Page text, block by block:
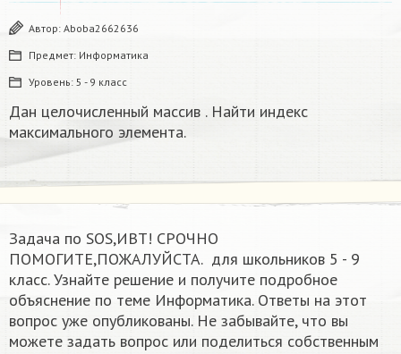
Автор: Aboba2662636
Предмет: Информатика
Уровень: 5 - 9 класс
Дан целочисленный массив . Найти индекс
максимального элемента​.
Задача по SOS,ИВТ! СРОЧНО
ПОМОГИТЕ,ПОЖАЛУЙСТА. ​ для школьников 5 - 9
класс. Узнайте решение и получите подробное
объяснение по теме Информатика. Ответы на этот
вопрос уже опубликованы. Не забывайте, что вы
можете задать вопрос или поделиться собственным